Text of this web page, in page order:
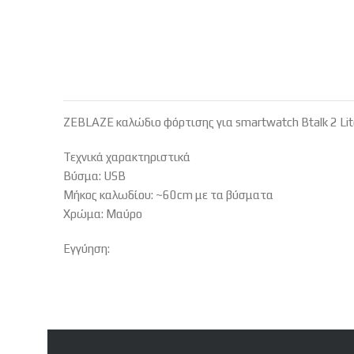
ZEBLAZE καλώδιο φόρτισης για smartwatch Btalk 2
Τεχνικά χαρακτηριστικά
Βύσμα: USB
Μήκος καλωδίου: ~60cm με τα βύσματα
Χρώμα: Μαύρο
Εγγύηση: